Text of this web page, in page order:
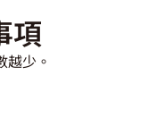
項
少。